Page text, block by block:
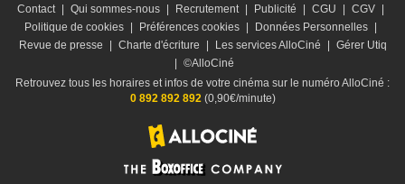
Contact Qui sommes-nous Recrutement Publicité CGU CGV
Politique de cookies
Préférences cookies Données Personnelles
Revue de presse
Charte d'écriture Les services AlloCiné
Gérer Utiq
©AlloCiné
Retrouvez tous les horaires et infos de votre cinéma sur le numéro AlloCiné :
0 892 892 892(0,90€/minute)